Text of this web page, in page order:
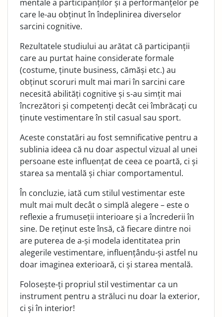
mentale a participanților și a performanțelor pe
care le-au obținut în îndeplinirea diverselor
sarcini cognitive.
Rezultatele studiului au arătat că participanții
care au purtat haine considerate formale
(costume, ținute business, cămăși etc.) au
obținut scoruri mult mai mari în sarcini care
necesită abilități cognitive și s-au simțit mai
încrezători și competenți decât cei îmbrăcați cu
ținute vestimentare în stil casual sau sport.
Aceste constatări au fost semnificative pentru a
sublinia ideea că nu doar aspectul vizual al unei
persoane este influențat de ceea ce poartă, ci și
starea sa mentală și chiar comportamentul.
În concluzie, iată cum stilul vestimentar este
mult mai mult decât o simplă alegere – este o
reflexie a frumuseții interioare și a încrederii în
sine. De reținut este însă, că fiecare dintre noi
are puterea de a-și modela identitatea prin
alegerile vestimentare, influențându-și astfel nu
doar imaginea exterioară, ci și starea mentală.
Folosește-ți propriul stil vestimentar ca un
instrument pentru a străluci nu doar la exterior,
ci și în interior!